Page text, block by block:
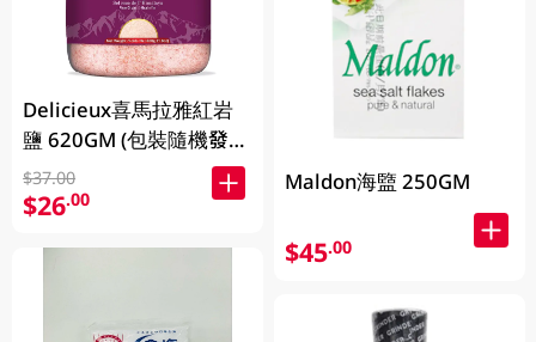
Delicieux喜馬拉雅紅岩
鹽 620GM (包裝隨機發
放)
$37.00
$26.00
Maldon海盬 250GM
$45.00